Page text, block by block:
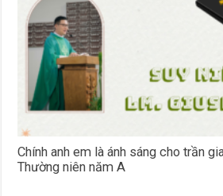
Chính anh em là ánh sáng cho trần
Thường niên năm A